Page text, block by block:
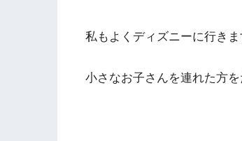
私もよくディズニーに行きま
小さなお子さんを連れた方